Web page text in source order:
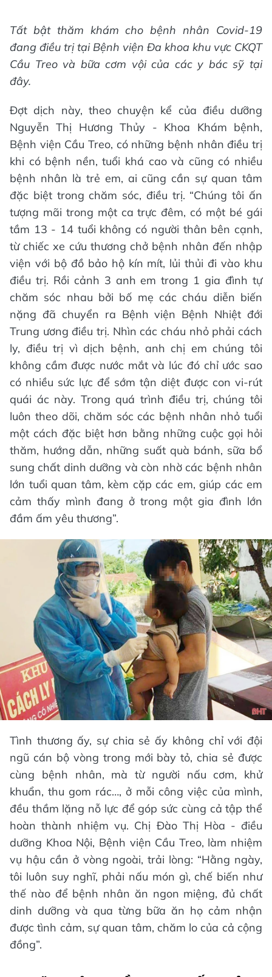
Tất bật thăm khám cho bệnh nhân Covid-19
đang điều trị tại Bệnh viện Đa khoa khu vực CKQT
Cầu Treo và bữa cơm vội của các y bác sỹ tại
đây.
Đợt dịch này, theo chuyện kể của điều dưỡng
Nguyễn Thị Hương Thủy - Khoa Khám bệnh,
Bệnh viện Cầu Treo, có những bệnh nhân điều trị
khi có bệnh nền, tuổi khá cao và cũng có nhiều
bệnh nhân là trẻ em, ai cũng cần sự quan tâm
đặc biệt trong chăm sóc, điều trị. “Chúng tôi ấn
tượng mãi trong một ca trực đêm, có một bé gái
tầm 13 - 14 tuổi không có người thân bên cạnh,
từ chiếc xe cứu thương chở bệnh nhân đến nhập
viện với bộ đồ bảo hộ kín mít, lủi thủi đi vào khu
điều trị. Rồi cảnh 3 anh em trong 1 gia đình tự
chăm sóc nhau bởi bố mẹ các cháu diễn biến
nặng đã chuyển ra Bệnh viện Bệnh Nhiệt đới
Trung ương điều trị. Nhìn các cháu nhỏ phải cách
ly, điều trị vì dịch bệnh, anh chị em chúng tôi
không cầm được nước mắt và lúc đó chỉ ước sao
có nhiều sức lực để sớm tận diệt được con vi-rút
quái ác này. Trong quá trình điều trị, chúng tôi
luôn theo dõi, chăm sóc các bệnh nhân nhỏ tuổi
một cách đặc biệt hơn bằng những cuộc gọi hỏi
thăm, hướng dẫn, những suất quà bánh, sữa bổ
sung chất dinh dưỡng và còn nhờ các bệnh nhân
lớn tuổi quan tâm, kèm cặp các em, giúp các em
cảm thấy mình đang ở trong một gia đình lớn
đầm ấm yêu thương”.
Tình thương ấy, sự chia sẻ ấy không chỉ với đội
ngũ cán bộ vòng trong mới bày tỏ, chia sẻ được
cùng bệnh nhân, mà từ người nấu cơm, khử
khuẩn, thu gom rác…, ở mỗi công việc của mình,
đều thầm lặng nỗ lực để góp sức cùng cả tập thể
hoàn thành nhiệm vụ. Chị Đào Thị Hòa - điều
dưỡng Khoa Nội, Bệnh viện Cầu Treo, làm nhiệm
vụ hậu cần ở vòng ngoài, trải lòng: “Hằng ngày,
tôi luôn suy nghĩ, phải nấu món gì, chế biến như
thế nào để bệnh nhân ăn ngon miệng, đủ chất
dinh dưỡng và qua từng bữa ăn họ cảm nhận
được tình cảm, sự quan tâm, chăm lo của cả cộng
đồng”.